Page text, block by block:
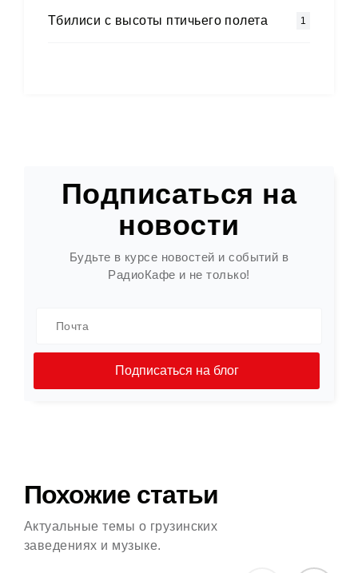
Тбилиси с высоты птичьего полета 1
Подписаться на
новости
Будьте в курсе новостей и событий в
РадиоКафе и не только!
Подписаться на блог
Похожие статьи
Актуальные темы о грузинских
заведениях и музыке.